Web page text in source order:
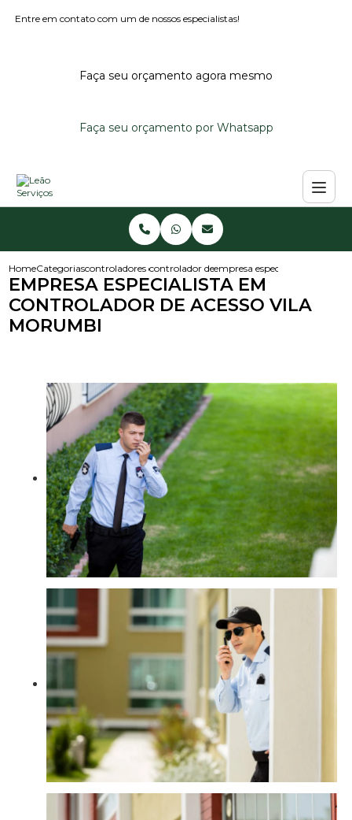
Entre em contato com um de nossos especialistas!
Faça seu orçamento agora mesmo
Faça seu orçamento por Whatsapp
HomeCategoriascontroladores de acessocontrolador de acesso noturno
empresa especialista em
EMPRESA ESPECIALISTA EM
CONTROLADOR DE ACESSO VILA
MORUMBI